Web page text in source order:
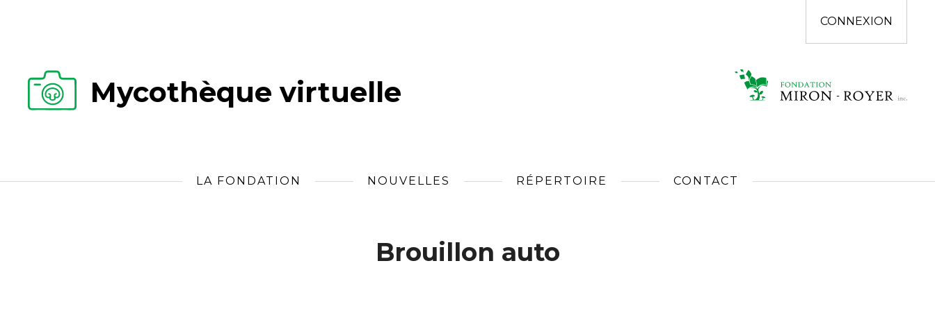
CONNEXION
Mycothèque virtuelle
LA FONDATION NOUVELLES RÉPERTOIRE CONTACT
Brouillon auto